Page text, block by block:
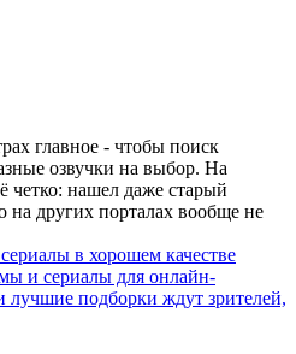
главное - чтобы поиск
озвучки на выбор. На
четко: нашел даже старый
на других порталах вообще не
в хорошем качестве
и сериалы для онлайн-
подборки ждут зрителей,